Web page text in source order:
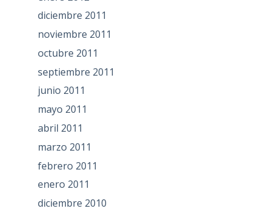
diciembre 2011
noviembre 2011
octubre 2011
septiembre 2011
junio 2011
mayo 2011
abril 2011
marzo 2011
febrero 2011
enero 2011
diciembre 2010